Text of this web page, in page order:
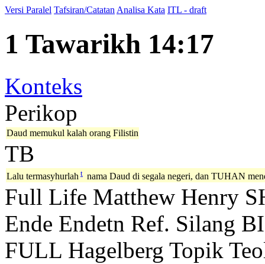
Versi Paralel Tafsiran/Catatan Analisa Kata ITL - draft
1 Tawarikh 14:17
Konteks
Perikop
Daud memukul kalah orang Filistin
TB
Lalu termasyhurlah t nama Daud di segala negeri, dan TUHAN
Full Life Matthew Henry
Ende Endetn Ref. Silang
FULL Hagelberg Topik